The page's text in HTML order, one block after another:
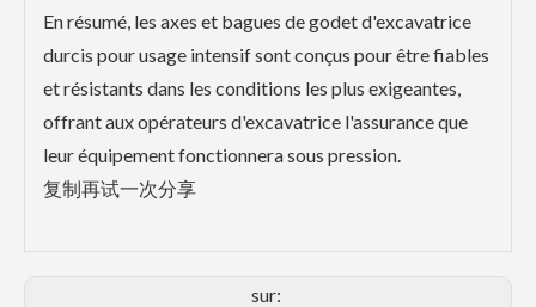
En résumé, les axes et bagues de godet d'excavatrice
durcis pour usage intensif sont conçus pour être fiables
et résistants dans les conditions les plus exigeantes,
offrant aux opérateurs d'excavatrice l'assurance que
leur équipement fonctionnera sous pression.
复制再试一次分享
sur: